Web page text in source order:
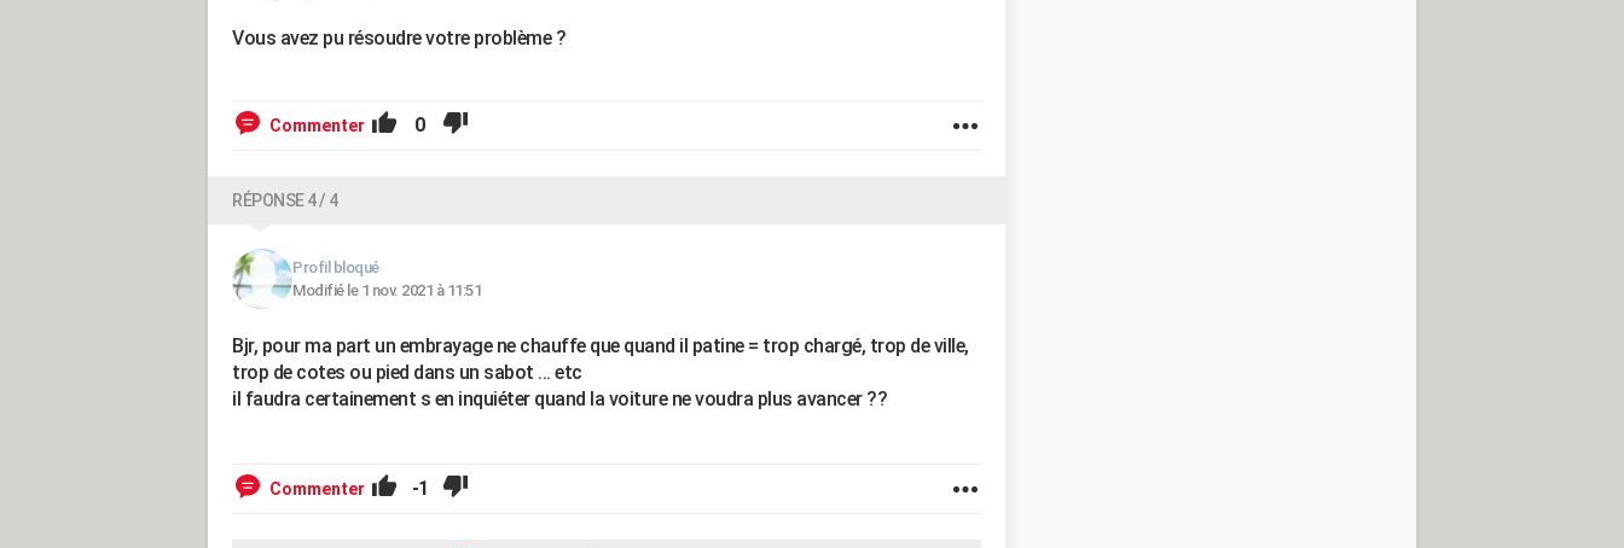
Vous avez pu résoudre votre problème ?
Commenter 0
RÉPONSE 4 / 4
Profil bloqué
Modifié le 1 nov. 2021 à 11:51
Bjr, pour ma part un embrayage ne chauffe que quand il patine = trop chargé, trop de ville,
trop de cotes ou pied dans un sabot ... etc
il faudra certainement s en inquiéter quand la voiture ne voudra plus avancer ??
Commenter -1